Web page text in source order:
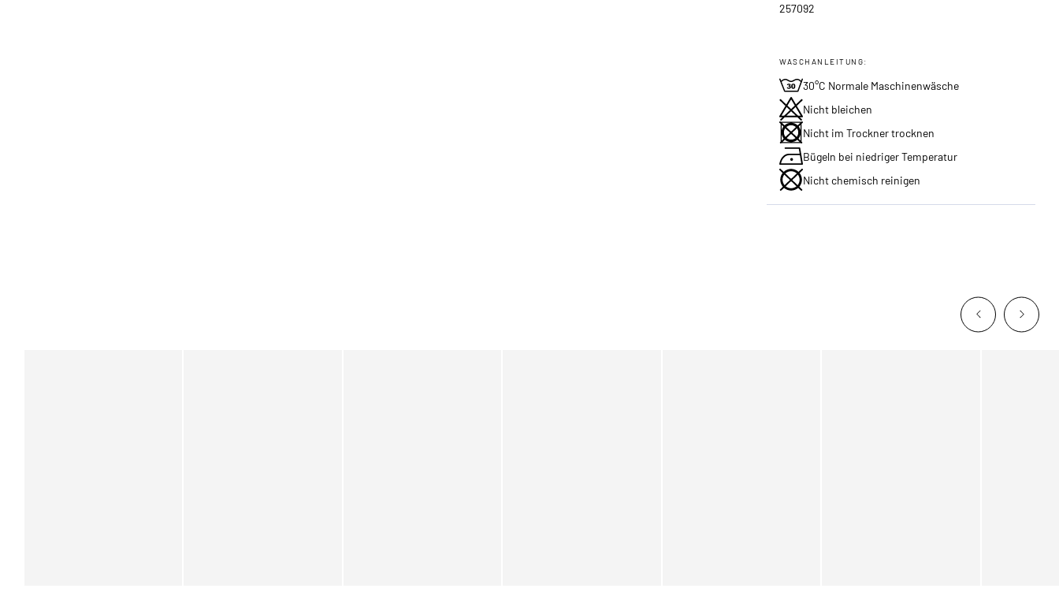
257092
WASCHANLEITUNG:
30°C Normale Maschinenwäsche
Nicht bleichen
Nicht im Trockner trocknen
Bügeln bei niedriger Temperatur
Nicht chemisch reinigen